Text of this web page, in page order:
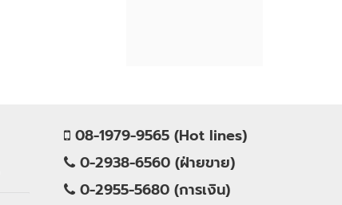
08-1979-9565 (Hot lines)
0-2938-6560 (ฝ่ายขาย)
0-2955-5680 (การเงิน)